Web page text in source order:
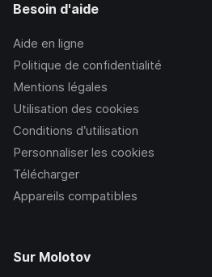
Besoin d'aide
Aide en ligne
Politique de confidentialité
Mentions légales
Utilisation des cookies
Conditions d’utilisation
Personnaliser les cookies
Télécharger
Appareils compatibles
Sur Molotov